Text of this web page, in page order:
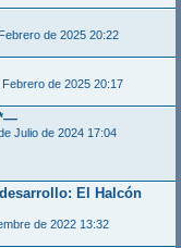
de 2025 20:22
de 2025 20:17
Julio de 2024 17:04
El Halcón
de 2022 13:32